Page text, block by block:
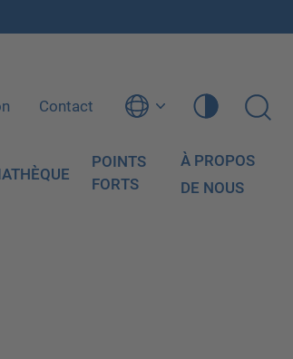
Contact
POINTS
FORTS
À PROPOS
DE NOUS